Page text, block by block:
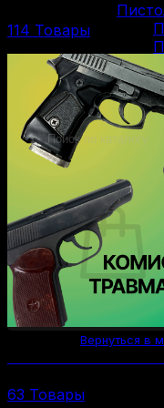
Патроны
Поиск
товаров
Корзина
Вернуться в
114 Товары
63 Товары